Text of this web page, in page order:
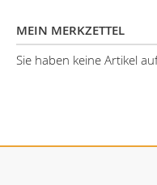
MEIN MERKZETTEL
Sie haben keine Artikel